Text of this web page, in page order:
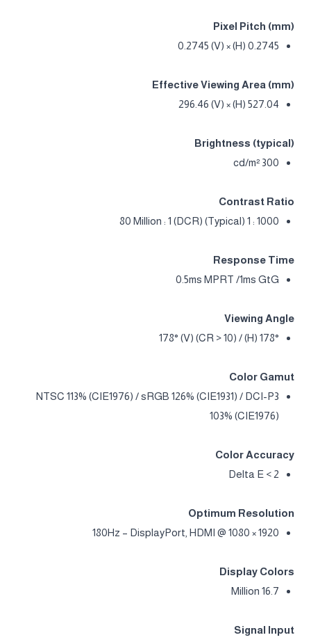
Pixel Pitch (mm)
0.2745 (H) × 0.2745 (V)
Effective Viewing Area (mm)
527.04 (H) × 296.46 (V)
Brightness (typical)
300 cd/m²
Contrast Ratio
1000 : 1 (Typical) 80 Million : 1 (DCR)
Response Time
0.5ms MPRT /1ms GtG
Viewing Angle
178° (H) / 178° (V) (CR > 10)
Color Gamut
NTSC 113% (CIE1976) / sRGB 126% (CIE1931) / DCI-P3
103% (CIE1976)
Color Accuracy
Delta E < 2
Optimum Resolution
1920 × 1080 @ 180Hz – DisplayPort, HDMI
Display Colors
16.7 Million
Signal Input